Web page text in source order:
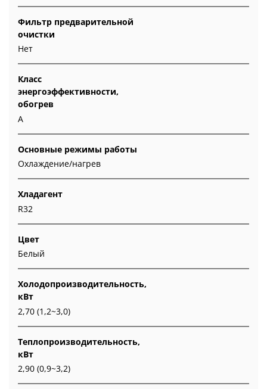
Фильтр предварительной
очистки
Нет
Класс
энергоэффективности,
обогрев
A
Основные режимы работы
Охлаждение/нагрев
Хладагент
R32
Цвет
Белый
Холодопроизводительность,
кВт
2,70 (1,2~3,0)
Теплопроизводительность,
кВт
2,90 (0,9~3,2)